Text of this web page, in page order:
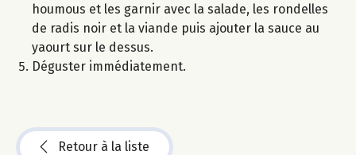
houmous et les garnir avec la salade, les rondelles
de radis noir et la viande puis ajouter la sauce au
yaourt sur le dessus.
Déguster immédiatement.
Retour à la liste